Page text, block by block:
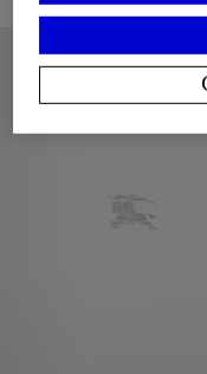
波普艺术格纹双折钱夹,
私人印记服务